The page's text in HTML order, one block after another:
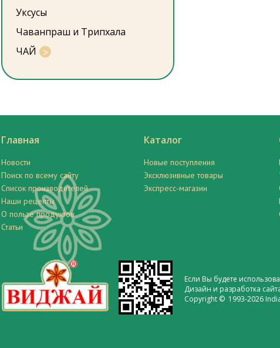
Уксусы
Чаванпраш и Трипхала
ЧАЙ
Главная
Новости
Поиск по всему сайту
Список производителей
Наши рецепты
О пользе продуктов
Статьи
Каталог
Новые поступления
Эксклюзивные товары
Экспресс-магазин
Если Вы будете
Дизайн и разработка
Copyright © 1993-2026